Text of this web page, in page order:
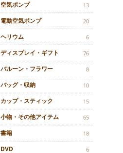
空気ポンプ 13
電動空気ポンプ 20
ヘリウム 6
ディスプレイ・ギフト 76
バルーン・フラワー 8
バッグ・収納 10
カップ・スティック 15
小物・その他アイテム 65
書籍 18
DVD 6